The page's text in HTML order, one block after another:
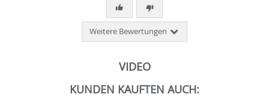
Weitere Bewertungen
VIDEO
KUNDEN KAUFTEN AUCH: